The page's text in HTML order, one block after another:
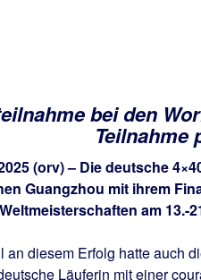
bei den
Teilnahme
(orv) – Die deutsche
Guangzhou mit ihrem
am 13.-
diesem Erfolg hatte auch
Läuferin mit einer